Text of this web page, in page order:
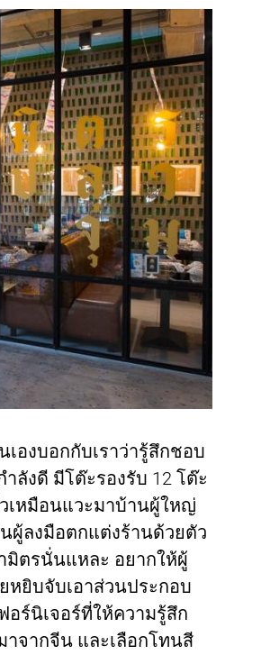
องบอกกับเราว่ารู้สึกชอบ
ลังดี มีโต๊ะรองรับ 12 โต๊ะ
เหมือนแวะมาบ้านผู้ใหญ่
ผู้ลงมือตกแต่งร้านด้วยตัว
มิตรนั่นแหละ อยากให้ผู้
ยิบจับเอาส่วนประกอบ
อร์นิเจอร์ที่ให้ความรู้สึก
จากจีน และเลือกโทนสี